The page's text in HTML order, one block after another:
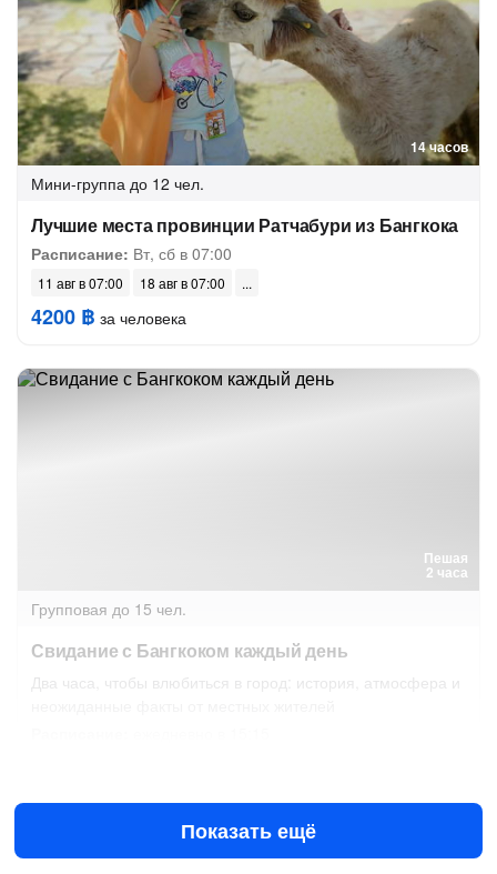
14 часов
Мини-группа до 12 чел.
Лучшие места провинции Ратчабури из Бангкока
Расписание: Вт, сб в 07:00
11 авг в 07:00 18 авг в 07:00
4200 ฿ за человека
Пешая
2 часа
Групповая до 15 чел.
Свидание с Бангкоком каждый день
Два часа, чтобы влюбиться в город: история, атмосфера и
$50за человека
Показать ещё